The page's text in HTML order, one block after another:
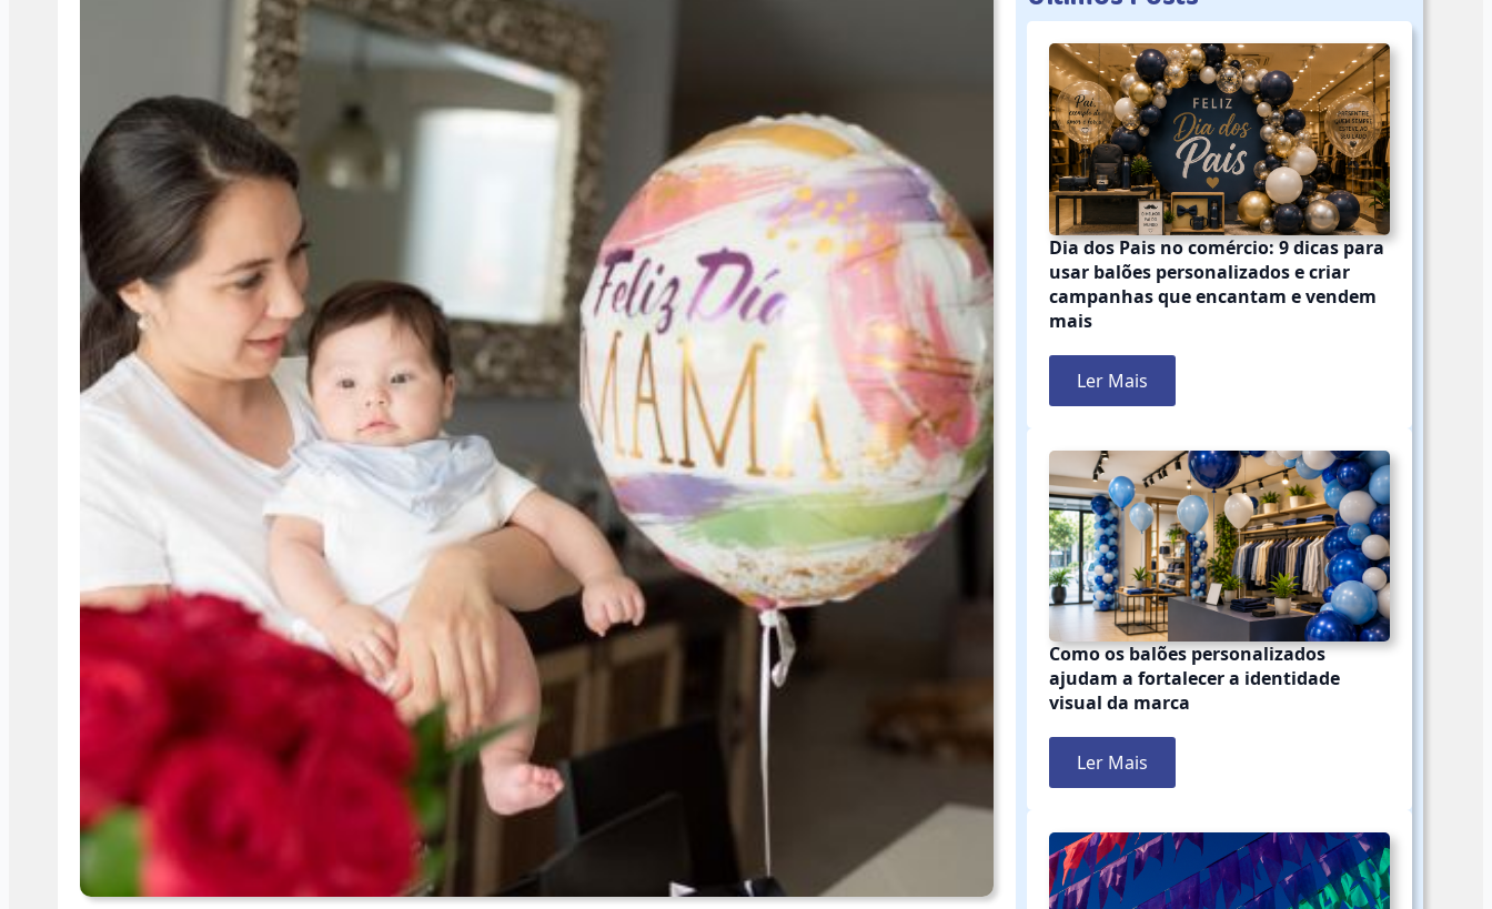
Dia dos Pais no comércio: 9 dicas para
usar balões personalizados e criar
campanhas que encantam e vendem
mais
Ler Mais
Como os balões personalizados
ajudam a fortalecer a identidade
visual da marca
Ler Mais